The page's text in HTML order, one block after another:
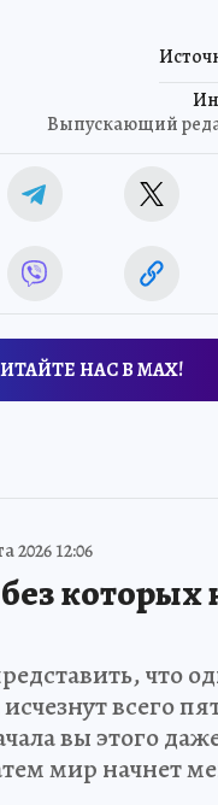
Выпускающий
НАС В МАХ!
2026 12:06
которых
что
всего
вы этого
мир начнет